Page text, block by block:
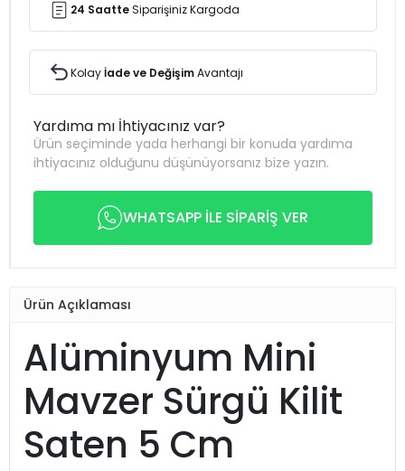
24 SaatteSiparişiniz Kargoda
Kolayİade ve DeğişimAvantajı
Yardıma mı İhtiyacınız var?
Ürün seçiminde yada herhangi bir konuda yardıma
ihtiyacınız olduğunu düşünüyorsanız bize yazın.
WHATSAPP İLE SİPARİŞ VER
Ürün Açıklaması
Alüminyum Mini
Mavzer Sürgü Kilit
Saten 5 Cm